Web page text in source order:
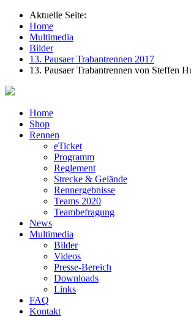
Aktuelle Seite:
Home
Multimedia
Bilder
13. Pausaer Trabantrennen 2017
13. Pausaer Trabantrennen von Steffen
Home
Shop
Rennen
eTicket
Programm
Reglement
Strecke & Gelände
Rennergebnisse
Teams 2020
Teambefragung
News
Multimedia
Bilder
Videos
Presse-Bereich
Downloads
Links
FAQ
Kontakt